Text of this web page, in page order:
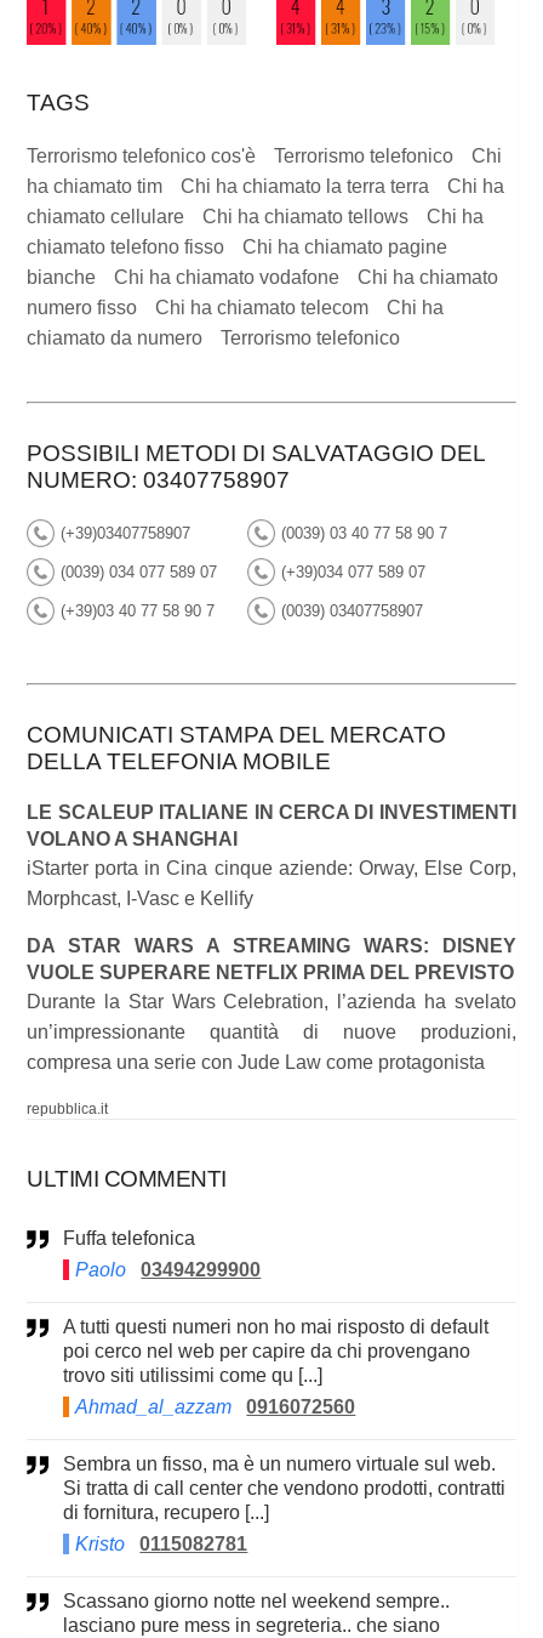
TAGS
Terrorismo telefonico cos'è Terrorismo telefonico
Chi
ha chiamato tim
Chi ha chiamato la terra terra
Chi ha
chiamato cellulare
Chi ha chiamato tellows
Chi ha
chiamato telefono fisso
Chi ha chiamato pagine
bianche
Chi ha chiamato vodafone
Chi ha chiamato
numero fisso
Chi ha chiamato telecom
Chi ha
chiamato da numero
Terrorismo telefonico
POSSIBILI METODI DI SALVATAGGIO DEL
NUMERO: 03407758907
(+39)03407758907 (0039) 03 40 77 58 90 7
(0039) 034 077 589 07 (+39)034 077 589 07
(+39)03 40 77 58 90 7 (0039) 03407758907
COMUNICATI STAMPA DEL MERCATO
DELLA TELEFONIA MOBILE
LE SCALEUP ITALIANE IN CERCA DI INVESTIMENTI
VOLANO A SHANGHAI
iStarter porta in Cina cinque aziende: Orway, Else Corp,
Morphcast, I-Vasc e Kellify
DA STAR WARS A STREAMING WARS: DISNEY
VUOLE SUPERARE NETFLIX PRIMA DEL PREVISTO
Durante la Star Wars Celebration, l’azienda ha svelato
un’impressionante quantità di nuove produzioni,
compresa una serie con Jude Law come protagonista
repubblica.it
ULTIMI COMMENTI
Fuffa telefonica
Paolo
03494299900
A tutti questi numeri non ho mai risposto di default
poi cerco nel web per capire da chi provengano
trovo siti utilissimi come qu [...]
Ahmad_al_azzam
0916072560
Sembra un fisso, ma è un numero virtuale sul web.
Si tratta di call center che vendono prodotti, contratti
di fornitura, recupero [...]
Kristo
0115082781
Scassano giorno notte nel weekend sempre..
lasciano pure mess in segreteria.. che siano